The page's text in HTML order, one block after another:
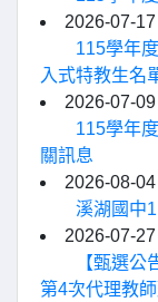
2026-07-17
115學年
入式特教生名
2026-07-09
115學年
關訊息
2026-08-04
溪湖國中
2026-07-27
【甄選
第4次代理教